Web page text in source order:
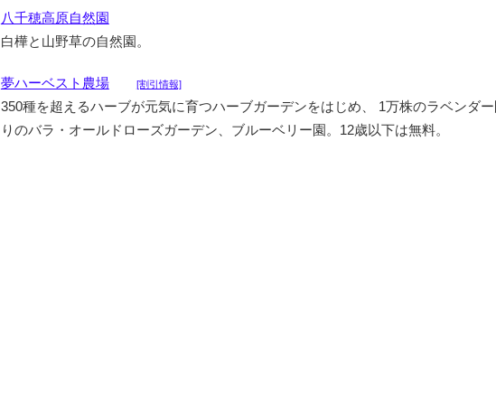
八千穂高原自然園
白樺と山野草の自然園。
夢ハーベスト農場 [割引情報]
350種を超えるハーブが元気に育つハーブガーデンをはじめ、 1万株のラベンダ
りのバラ・オールドローズガーデン、ブルーベリー園。12歳以下は無料。